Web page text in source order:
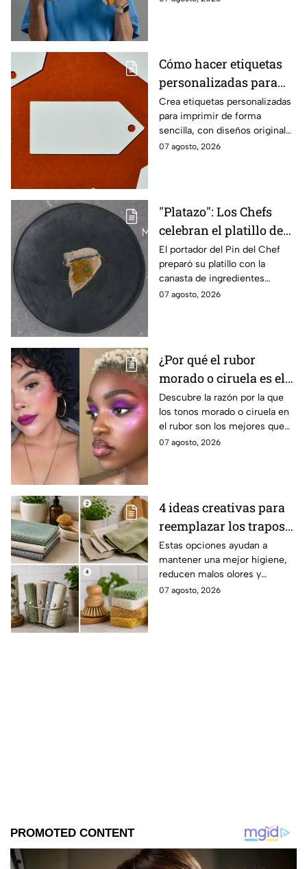
Cómo hacer etiquetas
personalizadas para
imprimir
Crea etiquetas personalizadas
para imprimir de forma
sencilla, con diseños originales
y detalles adaptados a tus
07 agosto, 2026
"Platazo": Los Chefs
celebran el platillo de
Lancer en la gala de
salvación de
MasterChef 24/7
El portador del Pin del Chef
preparó su platillo con la
canasta de ingredientes
exóticos que contenía erizo de
07 agosto, 2026
¿Por qué el rubor
morado o ciruela es el
mejor secreto para
iluminar las pieles
morenas?
Descubre la razón por la que
los tonos morado o ciruela en
el rubor son los mejores que
puedes elegir si tienes la piel
07 agosto, 2026
4 ideas creativas para
reemplazar los trapos
de cocina por opciones
más saludables,
modernas y elegantes
Estas opciones ayudan a
mantener una mejor higiene,
reducen malos olores y
aportan un toque moderno a la
07 agosto, 2026